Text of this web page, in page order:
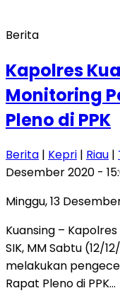
Berita
Kapolres
Monitoring
Pleno di PPK
Berita | Kepri | Riau |
Desember 2020 -
Minggu, 13
Kuansing –
SIK, MM Sabtu (12/
melakukan
Rapat Pleno di PPK…